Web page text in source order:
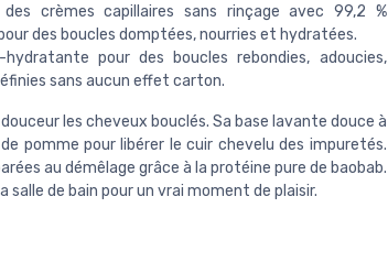
crèmes capillaires sans rinçage avec 99,2 %
des boucles domptées, nourries et hydratées.
pour des boucles rebondies, adoucies,
sans aucun effet carton.
les cheveux bouclés. Sa base lavante douce à
pomme pour libérer le cuir chevelu des impuretés.
au démêlage grâce à la protéine pure de baobab.
de bain pour un vrai moment de plaisir.